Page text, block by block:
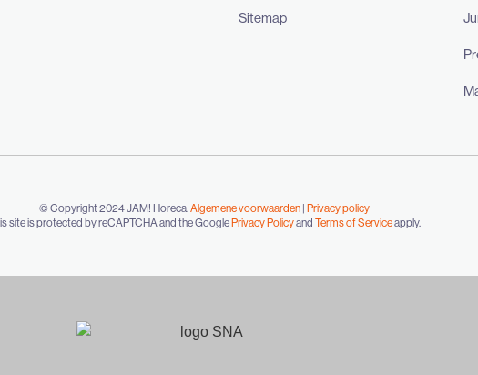
Sitemap
© Copyright 2024 JAM! Horeca. Algemene voorwaarden| Privacy policy
site is protected by reCAPTCHA and the GooglePrivacy Policyand Terms of Serviceapply.